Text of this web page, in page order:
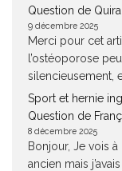
Question de Quira
9 décembre 2025
Merci pour cet
l’ostéoporose
silencieusement, et
Sport et hernie
Question de
8 décembre 2025
Bonjour, Je vois
ancien mais